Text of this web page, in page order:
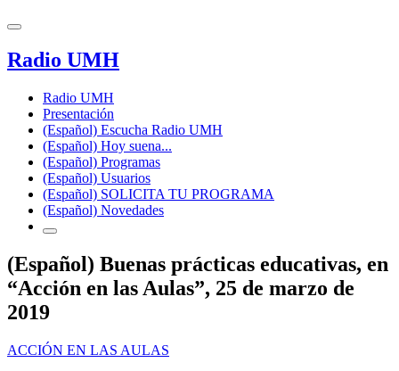
Radio UMH
Radio UMH
Presentación
(Español) Escucha Radio UMH
(Español) Hoy suena...
(Español) Programas
(Español) Usuarios
(Español) SOLICITA TU PROGRAMA
(Español) Novedades
(Español) Buenas prácticas educativas, en
“Acción en las Aulas”, 25 de marzo de
2019
ACCIÓN EN LAS AULAS